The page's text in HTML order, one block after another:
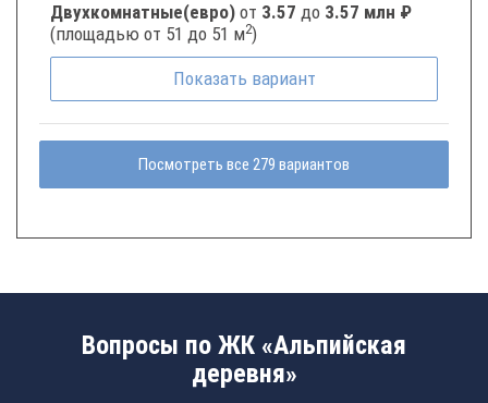
Двухкомнатные(евро) от 3.57 до 3.57 млн ₽
(площадью от 51 до 51 м2)
Показать вариант
Посмотреть все 279 вариантов
Вопросы по ЖК «Альпийская
деревня»